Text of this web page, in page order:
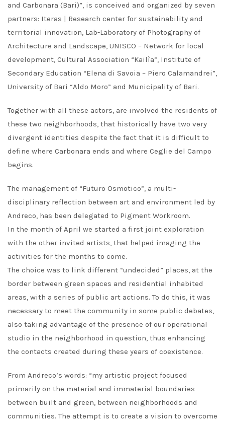
and Carbonara (Bari)”, is conceived and organized by seven
partners: Iteras | Research center for sustainability and
territorial innovation, Lab-Laboratory of Photography of
Architecture and Landscape, UNISCO – Network for local
development, Cultural Association “Kailìa”, Institute of
Secondary Education “Elena di Savoia – Piero Calamandrei”,
University of Bari “Aldo Moro” and Municipality of Bari.
Together with all these actors, are involved the residents of
these two neighborhoods, that historically have two very
divergent identities despite the fact that it is difficult to
define where Carbonara ends and where Ceglie del Campo
begins.
The management of “Futuro Osmotico”, a multi-
disciplinary reflection between art and environment led by
Andreco, has been delegated to Pigment Workroom.
In the month of April we started a first joint exploration
with the other invited artists, that helped imaging the
activities for the months to come.
The choice was to link different “undecided” places, at the
border between green spaces and residential inhabited
areas, with a series of public art actions. To do this, it was
necessary to meet the community in some public debates,
also taking advantage of the presence of our operational
studio in the neighborhood in question, thus enhancing
the contacts created during these years of coexistence.
From Andreco’s words: “my artistic project focused
primarily on the material and immaterial boundaries
between built and green, between neighborhoods and
communities. The attempt is to create a vision to overcome